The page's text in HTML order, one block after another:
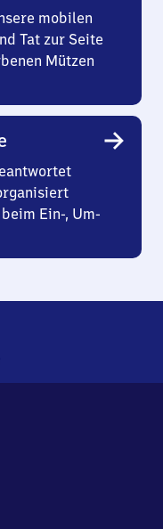
mobilen
Tat zur Seite
Mützen
Ein-, Um-